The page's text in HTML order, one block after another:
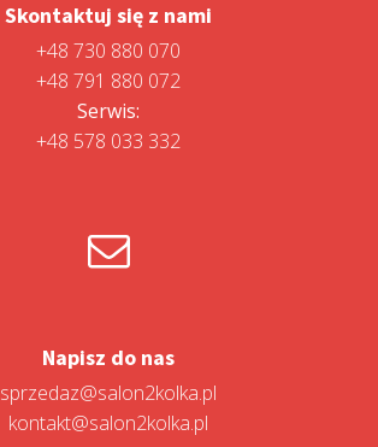
Skontaktuj się z nami
+48 730 880 070
+48 791 880 072
Serwis:
+48 578 033 332
Napisz do nas
sprzedaz@salon2kolka.pl
kontakt@salon2kolka.pl